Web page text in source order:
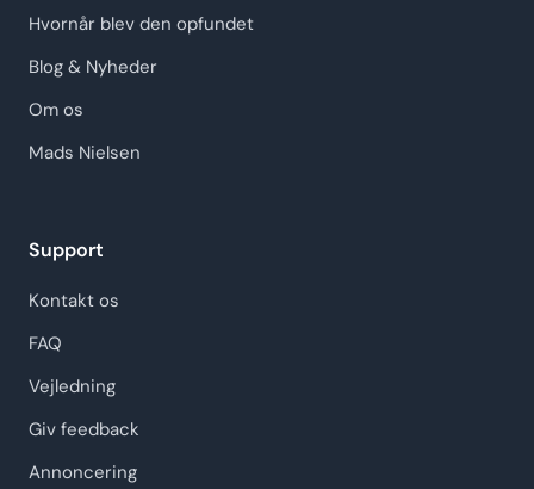
Hvornår blev den opfundet
Blog & Nyheder
Om os
Mads Nielsen
Support
Kontakt os
FAQ
Vejledning
Giv feedback
Annoncering